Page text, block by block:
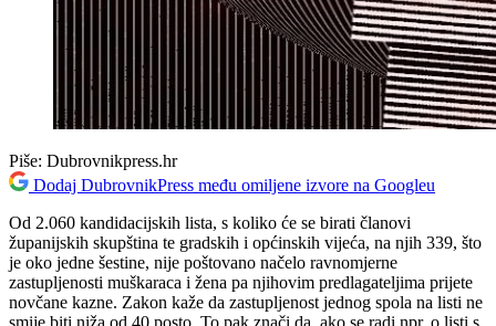
Piše: Dubrovnikpress.hr
Dodaj DubrovnikPress među omiljene izvore na Googleu
Od 2.060 kandidacijskih lista, s koliko će se birati članovi
županijskih skupština te gradskih i općinskih vijeća, na njih 339, što
je oko jedne šestine, nije poštovano načelo ravnomjerne
zastupljenosti muškaraca i žena pa njihovim predlagateljima prijete
novčane kazne. Zakon kaže da zastupljenost jednog spola na listi ne
smije biti niža od 40 posto. To pak znači da, ako se radi npr. o listi s